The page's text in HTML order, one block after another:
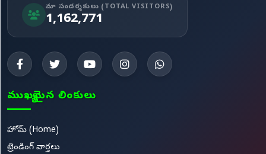
మా సందర్శకులు (TOTAL VISITORS)
1,162,771
ముఖ్యమైన లింకులు
హోమ్ (Home)
ట్రెండింగ్ వార్తలు